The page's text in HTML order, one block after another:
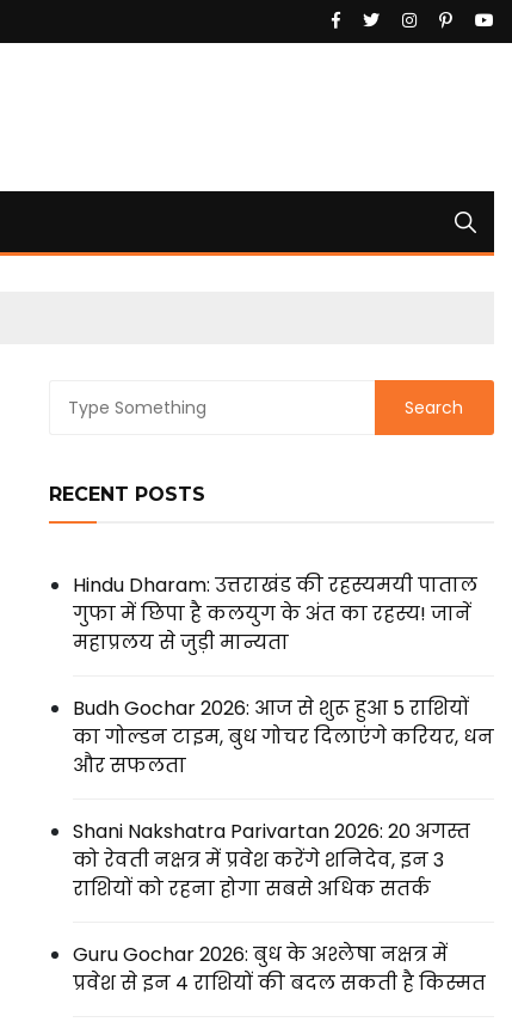
RECENT POSTS
Hindu Dharam: उत्तराखंड की रहस्यमयी पाताल
गुफा में छिपा है कलयुग के अंत का रहस्य! जानें
महाप्रलय से जुड़ी मान्यता
Budh Gochar 2026: आज से शुरू हुआ 5 राशियों
का गोल्डन टाइम, बुध गोचर दिलाएंगे करियर, धन
और सफलता
Shani Nakshatra Parivartan 2026: 20 अगस्त
को रेवती नक्षत्र में प्रवेश करेंगे शनिदेव, इन 3
राशियों को रहना होगा सबसे अधिक सतर्क
Guru Gochar 2026: बुध के अश्लेषा नक्षत्र में
प्रवेश से इन 4 राशियों की बदल सकती है किस्मत